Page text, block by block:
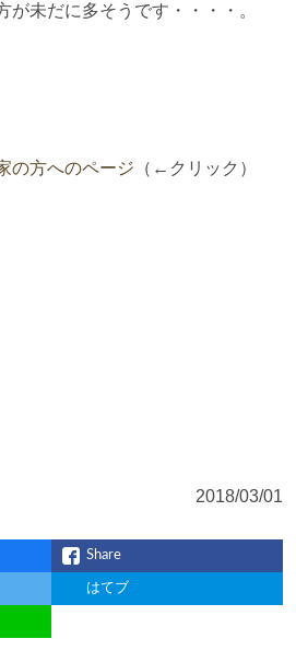
が未だに多そうです・・・・。
の方へのページ （←クリック）
2018/03/01
Share
はてブ